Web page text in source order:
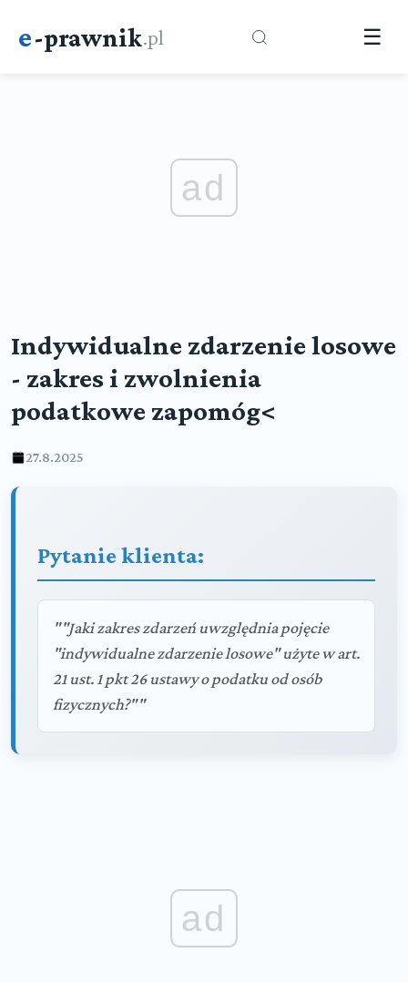
e-prawnik.pl ☰
ad
Indywidualne zdarzenie losowe
- zakres i zwolnienia
podatkowe zapomóg<
27.8.2025
Pytanie klienta:
""Jaki zakres zdarzeń uwzględnia pojęcie
"indywidualne zdarzenie losowe" użyte w art.
21 ust. 1 pkt 26 ustawy o podatku od osób
fizycznych?""
ad